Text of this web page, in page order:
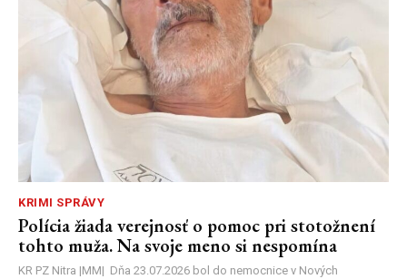
KRIMI SPRÁVY
Polícia žiada verejnosť o pomoc pri stotožnení
tohto muža. Na svoje meno si nespomína
KR PZ Nitra |MM| Dňa 23.07.2026 bol do nemocnice v Nových